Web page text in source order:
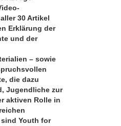
30 Artikel
Erklärung der
und der
– sowie
die dazu
Jugendliche zur
aktiven Rolle in
Youth for